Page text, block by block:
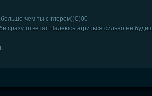
чем ты с глором))0)00
сразу ответят.Надеюсь агриться сильно не